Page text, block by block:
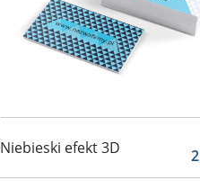
Niebieski efekt 3D